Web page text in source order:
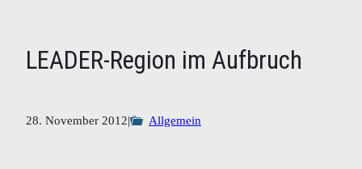
LEADER-Region im Aufbruch
28. November 2012| Allgemein